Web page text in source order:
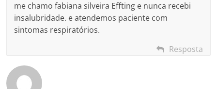
me chamo fabiana silveira Effting e nunca recebi
insalubridade. e atendemos paciente com
sintomas respiratórios.
Resposta